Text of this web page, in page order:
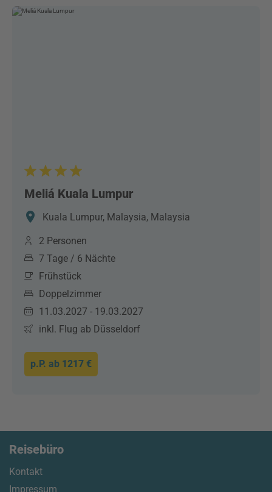
Meliá Kuala Lumpur
Kuala Lumpur, Malaysia, Malaysia
2 Personen
7 Tage / 6 Nächte
Frühstück
Doppelzimmer
11.03.2027 - 19.03.2027
inkl. Flug ab Düsseldorf
p.P. ab 1217 €
Reisebüro
Kontakt
Impressum